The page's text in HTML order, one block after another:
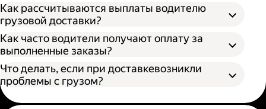
S — от 170 × 100 × 90 см
M — от 260 × 130 × 150 см
L — от 380 × 180 × 180 см
XL — от 400 × 190 × 200 см
Как рассчитываются выплаты водителю
грузовой доставки?
Как часто водители получают оплату за
выполненные заказы?
Что делать, если при доставкевозникли
проблемы с грузом?